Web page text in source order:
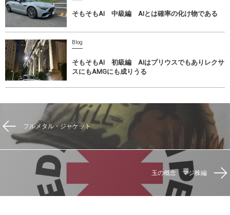
そもそもAI 中級編 AIとは確率の化け物である
Blog
そもそもAI 初級編 AIはプリウスでもありレクサ
スにもAMGにも成りうる
フルメタル・ジャケット
玉の概念 マジ株編